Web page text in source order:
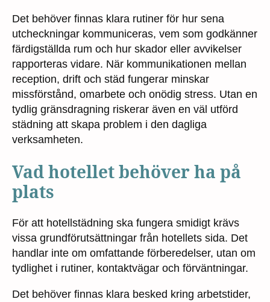
Det behöver finnas klara rutiner för hur sena
utcheckningar kommuniceras, vem som godkänner
färdigställda rum och hur skador eller avvikelser
rapporteras vidare. När kommunikationen mellan
reception, drift och städ fungerar minskar
missförstånd, omarbete och onödig stress. Utan en
tydlig gränsdragning riskerar även en väl utförd
städning att skapa problem i den dagliga
verksamheten.
Vad hotellet behöver ha på
plats
För att hotellstädning ska fungera smidigt krävs
vissa grundförutsättningar från hotellets sida. Det
handlar inte om omfattande förberedelser, utan om
tydlighet i rutiner, kontaktvägar och förväntningar.
Det behöver finnas klara besked kring arbetstider,